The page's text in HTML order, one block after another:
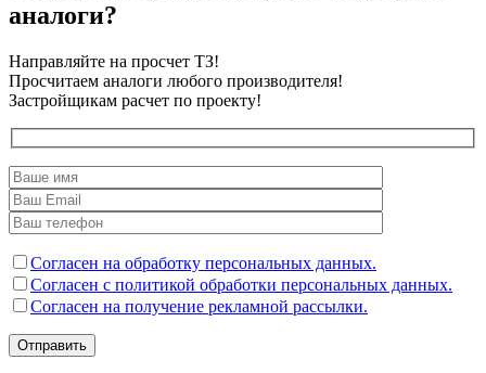
аналоги?
Направляйте на просчет ТЗ!
Просчитаем аналоги любого производителя!
Застройщикам расчет по проекту!
Согласен на обработку персональных данных.
Согласен с политикой обработки персональных данных.
Согласен на получение рекламной рассылки.
Отправить